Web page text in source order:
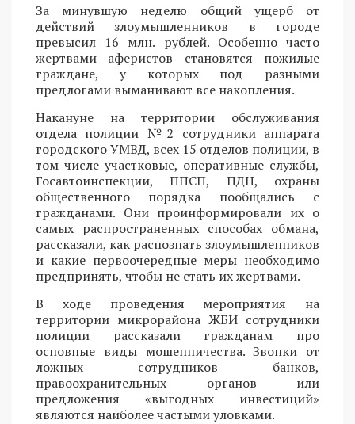
За минувшую неделю общий ущерб от
действий злоумышленников в городе
превысил 16 млн. рублей. Особенно часто
жертвами аферистов становятся пожилые
граждане, у которых под разными
предлогами выманивают все накопления.
Накануне на территории обслуживания
отдела полиции №2 сотрудники аппарата
городского УМВД, всех 15 отделов полиции, в
том числе участковые, оперативные службы,
Госавтоинспекции, ППСП, ПДН, охраны
общественного порядка пообщались с
гражданами. Они проинформировали их о
самых распространенных способах обмана,
рассказали, как распознать злоумышленников
и какие первоочередные меры необходимо
предпринять, чтобы не стать их жертвами.
В ходе проведения мероприятия на
территории микрорайона ЖБИ сотрудники
полиции рассказали гражданам про
основные виды мошенничества. Звонки от
ложных сотрудников банков,
правоохранительных органов или
предложения «выгодных инвестиций»
являются наиболее частыми уловками.